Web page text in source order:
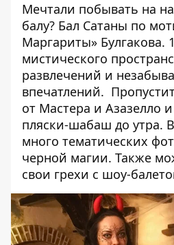
Мечтали побывать на
балу? Бал Сатаны по
Маргариты» Булгакова.
мистического
развлечений и
впечатлений.
от Мастера и Азазелло
пляски-шабаш до утра.
много тематических
черной магии. Также
свои грехи с шоу-